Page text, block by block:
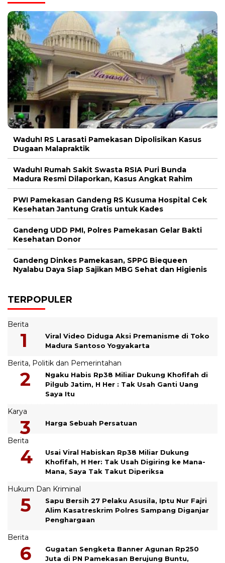
Waduh! RS Larasati Pamekasan Dipolisikan Kasus
Dugaan Malapraktik
Waduh! Rumah Sakit Swasta RSIA Puri Bunda
Madura Resmi Dilaporkan, Kasus Angkat Rahim
PWI Pamekasan Gandeng RS Kusuma Hospital Cek
Kesehatan Jantung Gratis untuk Kades
Gandeng UDD PMI, Polres Pamekasan Gelar Bakti
Kesehatan Donor
Gandeng Dinkes Pamekasan, SPPG Biequeen
Nyalabu Daya Siap Sajikan MBG Sehat dan Higienis
TERPOPULER
Berita
Viral Video Diduga Aksi Premanisme di Toko
Madura Santoso Yogyakarta
Berita, Politik dan Pemerintahan
Ngaku Habis Rp38 Miliar Dukung Khofifah di
Pilgub Jatim, H Her : Tak Usah Ganti Uang
Saya Itu
Karya
Harga Sebuah Persatuan
Berita
Usai Viral Habiskan Rp38 Miliar Dukung
Khofifah, H Her: Tak Usah Digiring ke Mana-
Mana, Saya Tak Takut Diperiksa
Hukum Dan Kriminal
Sapu Bersih 27 Pelaku Asusila, Iptu Nur Fajri
Alim Kasatreskrim Polres Sampang Diganjar
Penghargaan
Berita
Gugatan Sengketa Banner Agunan Rp250
Juta di PN Pamekasan Berujung Buntu,